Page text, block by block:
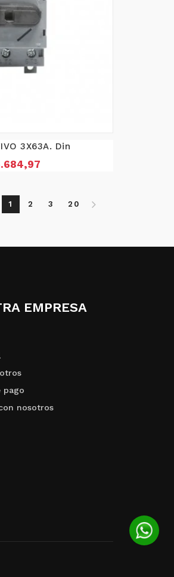
3X63A. Din
1 2 3 20
EMPRESA
pago
nosotros